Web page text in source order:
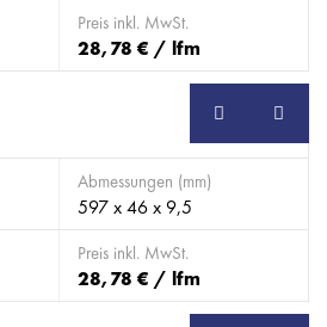
Preis inkl. MwSt.
28,78 € / lfm
SB
Abmessungen (mm)
597 x 46 x 9,5
Preis inkl. MwSt.
28,78 € / lfm